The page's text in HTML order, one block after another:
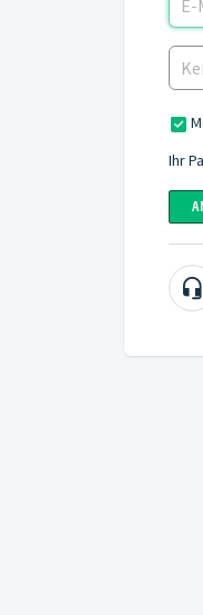
Ihr